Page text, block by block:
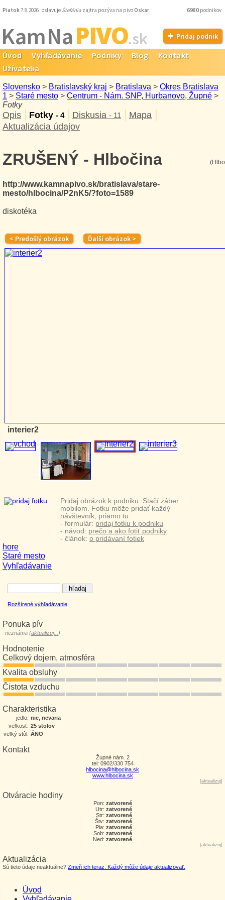
Piatok7.8.2026 oslavuje Štefánia zajtra pozýva na pivoOskar 6980 podnikov
Kam NaPIVO.sk Pridaj podnik
Úvod Vyhľadávanie Podniky Blog
Kontakt
Užívatelia
Slovensko > Bratislavský kraj > Bratislava > Okres Bratislava
1 > Staré mesto > Centrum - Nám. SNP, Hurbanovo, Župné >
Fotky
Opis Fotky - 4 Diskusia - 11
Mapa
Aktualizácia údajov
Vyhľadávanie
Rozšírené výhľadávanie
Ponuka pív
neznáma (aktualizuj... )
Hodnotenie
Celkový dojem, atmosféra
Kvalita obsluhy
Čistota vzduchu
Charakteristika
jedlo: nie, nevaria
veľkosť: 25 stolov
veľký stôl: ÁNO
Kontakt
Župné nám. 2
tel: 0902/330 754
hlbocina@hlbocina.sk
www.hlbocina.sk
[aktualizuj]
Otváracie hodiny
Pon: zatvorené
Utr: zatvorené
Str: zatvorené
Štv: zatvorené
Pia: zatvorené
Sob: zatvorené
Ned: zatvorené
[aktualizuj]
Aktualizácia
Sú tieto údaje neaktuálne? Zmeň ich teraz. Každý môže údaje aktualizovať.
ZRUŠENÝ - Hlbočina
http://www.kamnapivo.sk/bratislava/stare-
mesto/hlbocina/P2nK5/?foto=1589
diskotéka
interier2
Pridaj obrázok k podniku. Stačí záber
mobilom. Fotku môže pridať každý
návštevník, priamo tu:
- formulár: pridaj fotku k podniku
- návod: prečo a ako fotiť podniky
- článok: o pridávaní fotiek
hore
Staré mesto
Úvod